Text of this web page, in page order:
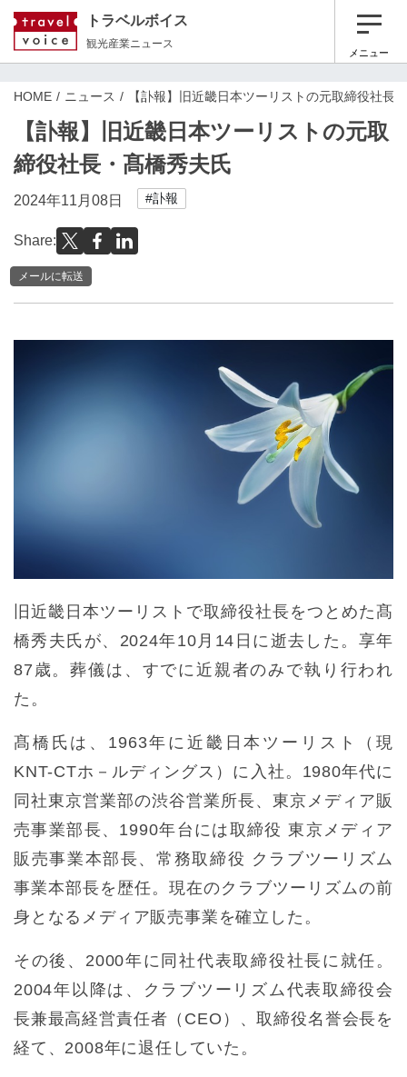
トラベルボイス
観光産業ニュース
メニュー
HOME ニュース 【訃報】旧近畿日本ツーリストの元取締役社長
【訃報】旧近畿日本ツーリストの元取
締役社長・髙橋秀夫氏
2024年11月08日 #訃報
Share:
メールに転送
旧近畿日本ツーリストで取締役社長をつとめた髙
橋秀夫氏が、2024年10月14日に逝去した。享年
87歳。葬儀は、すでに近親者のみで執り行われ
た。
髙橋氏は、1963年に近畿日本ツーリスト（現
KNT-CTホ－ルディングス）に入社。1980年代に
同社東京営業部の渋谷営業所長、東京メディア販
売事業部長、1990年台には取締役 東京メディア
販売事業本部長、常務取締役 クラブツーリズム
事業本部長を歴任。現在のクラブツーリズムの前
身となるメディア販売事業を確立した。
その後、2000年に同社代表取締役社長に就任。
2004年以降は、クラブツーリズム代表取締役会
長兼最高経営責任者（CEO）、取締役名誉会長を
経て、2008年に退任していた。